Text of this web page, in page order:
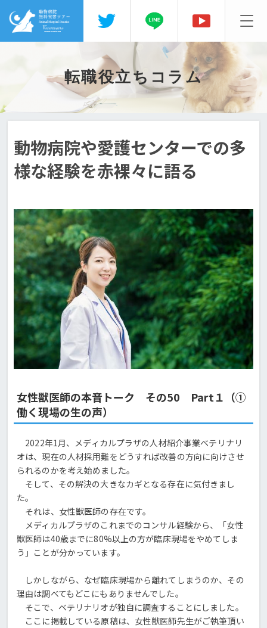
転職役立ちコラム
動物病院や愛護センターでの多
様な経験を赤裸々に語る
女性獣医師の本音トーク その50 Part１（①
働く現場の生の声）
2022年1月、メディカルプラザの人材紹介事業ベテリナリ
オは、現在の人材採用難をどうすれば改善の方向に向けさせ
られるのかを考え始めました。
そして、その解決の大きなカギとなる存在に気付きまし
た。
それは、女性獣医師の存在です。
メディカルプラザのこれまでのコンサル経験から、「女性
獣医師は40歳までに80%以上の方が臨床現場をやめてしま
う」ことが分かっています。
しかしながら、なぜ臨床現場から離れてしまうのか、その
理由は調べてもどこにもありませんでした。
そこで、ベテリナリオが独自に調査することにしました。
ここに掲載している原稿は、女性獣医師先生がご執筆頂い